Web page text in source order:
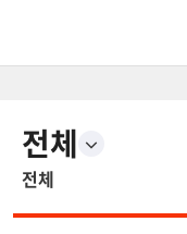
전체
전체